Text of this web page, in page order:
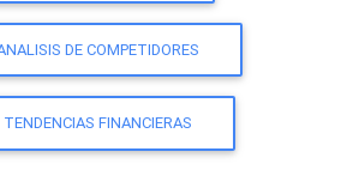
DE COMPETIDORES
TENDENCIAS FINANCIERAS